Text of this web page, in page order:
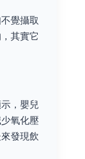
覺攝取
其實它
，嬰兒
氧化壓
發現飲